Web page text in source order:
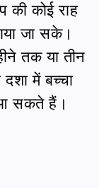
की कोई राह
जा सके।
तक या तीन
में बच्चा
सकते हैं।